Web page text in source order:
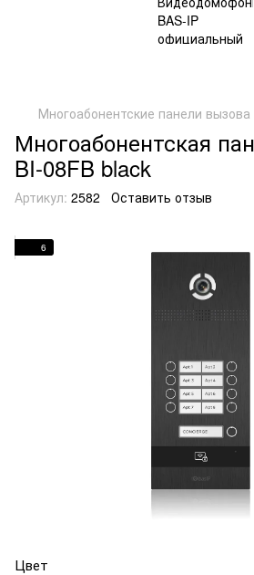
Многоабонентские панели вызова
Многоабонентская
BI-08FB black
Артикул: 2582 Оставить отзыв
6
Цвет